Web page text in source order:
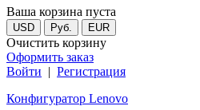
Ваша корзина пуста
USD Руб. EUR
Очистить корзину
Оформить заказ
Войти | Регистрация
Конфигуратор Lenovo